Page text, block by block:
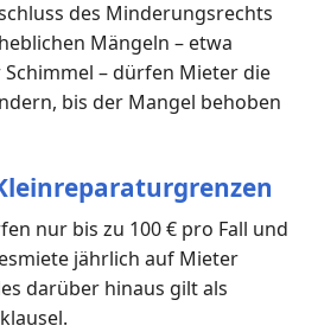
des Minderungsrechts
Mängeln – etwa
– dürfen Mieter die
bis der Mangel behoben
nur bis zu 100 € pro Fall und
jährlich auf Mieter
darüber hinaus gilt als